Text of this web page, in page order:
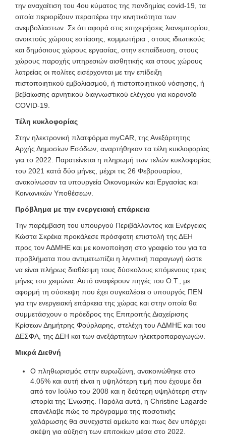
την αναχαίτιση του 4ου κύματος της πανδημίας covid-19, τα
οποία περιορίζουν περαιτέρω την κινητικότητα των
ανεμβολίαστων. Σε ότι αφορά στις επιχειρήσεις λιανεμπορίου,
ανοικτούς χώρους εστίασης, κομμωτήρια , στους ιδιωτικούς
και δημόσιους χώρους εργασίας, στην εκπαίδευση, στους
χώρους παροχής υπηρεσιών αισθητικής και στους χώρους
λατρείας οι πολίτες εισέρχονται με την επίδειξη
πιστοποιητικού εμβολιασμού, ή πιστοποιητικού νόσησης, ή
βεβαίωσης αρνητικού διαγνωστικού ελέγχου για κορονοϊό
COVID-19.
Τέλη κυκλοφορίας
Στην ηλεκτρονική πλατφόρμα myCAR, της Ανεξάρτητης
Αρχής Δημοσίων Εσόδων, αναρτήθηκαν τα τέλη κυκλοφορίας
για το 2022. Παρατείνεται η πληρωμή των τελών κυκλοφορίας
του 2021 κατά δύο μήνες, μέχρι τις 26 Φεβρουαρίου,
ανακοίνωσαν τα υπουργεία Οικονομικών και Εργασίας και
Κοινωνικών Υποθέσεων.
Πρόβλημα με την ενεργειακή επάρκεια
Την παρέμβαση του υπουργού Περιβάλλοντος και Ενέργειας
Κώστα Σκρέκα προκάλεσε πρόσφατη επιστολή της ΔΕΗ
προς τον ΑΔΜΗΕ και με κοινοποίηση στο γραφείο του για τα
προβλήματα που αντιμετωπίζει η λιγνιτική παραγωγή ώστε
να είναι πλήρως διαθέσιμη τους δύσκολους επόμενους τρεις
μήνες του χειμώνα. Αυτό αναφέρουν πηγές του Ο.Τ., με
αφορμή τη σύσκεψη που έχει συγκαλέσει ο υπουργός ΠΕΝ
για την ενεργειακή επάρκεια της χώρας και στην οποία θα
συμμετάσχουν ο πρόεδρος της Επιτροπής Διαχείρισης
Κρίσεων Δημήτρης Φούρλαρης, στελέχη του ΑΔΜΗΕ και του
ΔΕΣΦΑ, της ΔΕΗ και των ανεξάρτητων ηλεκτροπαραγωγών.
Μικρά Διεθνή
Ο πληθωρισμός στην ευρωζώνη, ανακοινώθηκε στο
4.05% και αυτή είναι η υψηλότερη τιμή που έχουμε δει
από τον Ιούλιο του 2008 και η δεύτερη υψηλότερη στην
ιστορία της Ένωσης. Παρόλα αυτά, η Christine Lagarde
επανέλαβε πώς το πρόγραμμα της ποσοτικής
χαλάρωσης θα συνεχιστεί αμείωτο και πως δεν υπάρχει
σκέψη για αύξηση των επιτοκίων μέσα στο 2022.